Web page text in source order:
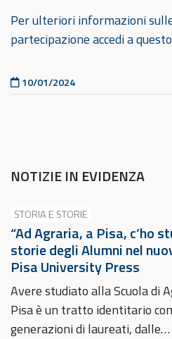
Pubblicato il
10/01/2024
Per ulteriori informazioni
partecipazione accedi a questo
NOTIZIE IN EVIDENZA
STORIA E STORIE
“Ad Agraria, a Pisa, c’ho
storie degli Alumni nel
Pisa University Press
Avere studiato alla Scuola di
Pisa è un tratto identitario
generazioni di laureati, dalle…